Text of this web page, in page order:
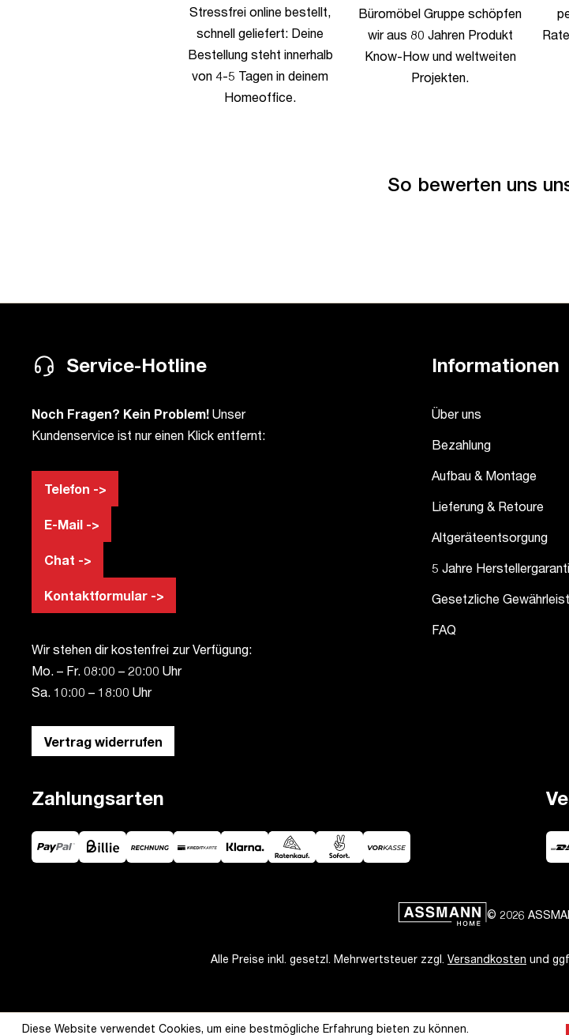
Stressfrei online bestellt,
schnell geliefert: Deine
Bestellung steht innerhalb
von 4-5 Tagen in deinem
Homeoffice.
Büromöbel Gruppe schöpfen
wir aus 80 Jahren Produkt
Know-How und weltweiten
Projekten.
So bewerten uns
Service-Hotline
Noch Fragen? Kein Problem! Unser
Kundenservice ist nur einen Klick entfernt:
Telefon ->
E-Mail ->
Chat ->
Kontaktformular ->
Wir stehen dir kostenfrei zur Verfügung:
Mo. – Fr. 08:00 – 20:00 Uhr
Sa. 10:00 – 18:00 Uhr
Vertrag widerrufen
Informationen
Über uns
Bezahlung
Aufbau & Montage
Lieferung & Retoure
Altgeräteentsorgung
5 Jahre
Gesetzliche
FAQ
Zahlungsarten
© 2026
Alle Preise inkl. gesetzl. Mehrwertsteuer zzgl. Versandkosten und
Diese Website verwendet Cookies, um eine bestmögliche Erfahrung bieten zu können.